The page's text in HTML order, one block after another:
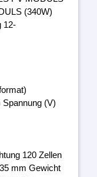
(340W)
12-
(V)
120 Zellen
mm Gewicht